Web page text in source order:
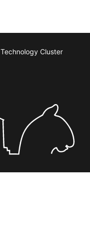
Cluster